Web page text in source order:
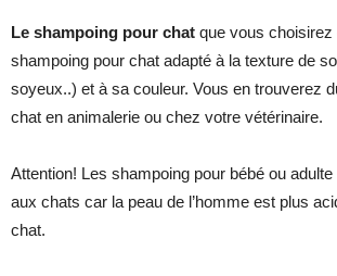
Le shampoing pour chat que vous choisirez
shampoing pour chat adapté à la texture de
soyeux..) et à sa couleur. Vous en trouverez
chat en animalerie ou chez votre vétérinaire.
Attention! Les shampoing pour bébé ou
aux chats car la peau de l’homme est plus
chat.